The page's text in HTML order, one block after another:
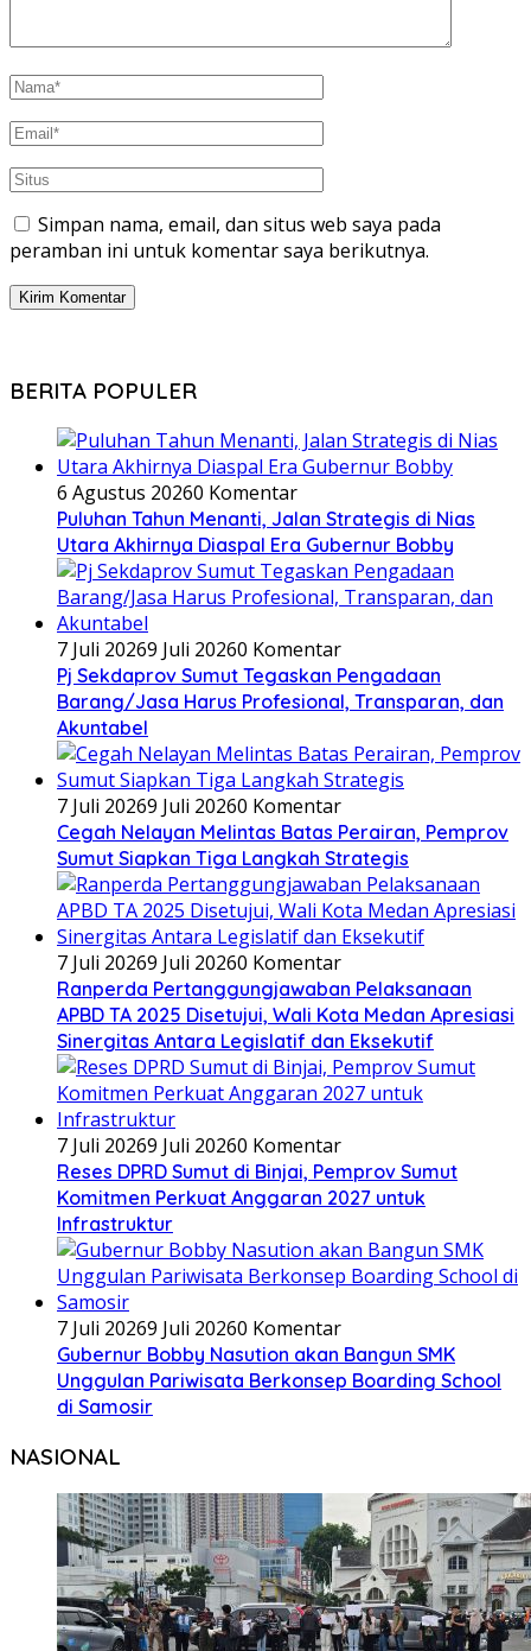
Simpan nama, email, dan situs web saya pada
peramban ini untuk komentar saya berikutnya.
BERITA POPULER
6 Agustus 20260 Komentar
Puluhan Tahun Menanti, Jalan Strategis di Nias
Utara Akhirnya Diaspal Era Gubernur Bobby
7 Juli 20269 Juli 20260 Komentar
Pj Sekdaprov Sumut Tegaskan Pengadaan
Barang/Jasa Harus Profesional, Transparan, dan
Akuntabel
7 Juli 20269 Juli 20260 Komentar
Cegah Nelayan Melintas Batas Perairan, Pemprov
Sumut Siapkan Tiga Langkah Strategis
7 Juli 20269 Juli 20260 Komentar
Ranperda Pertanggungjawaban Pelaksanaan
APBD TA 2025 Disetujui, Wali Kota Medan Apresiasi
Sinergitas Antara Legislatif dan Eksekutif
7 Juli 20269 Juli 20260 Komentar
Reses DPRD Sumut di Binjai, Pemprov Sumut
Komitmen Perkuat Anggaran 2027 untuk
Infrastruktur
7 Juli 20269 Juli 20260 Komentar
Gubernur Bobby Nasution akan Bangun SMK
Unggulan Pariwisata Berkonsep Boarding School
di Samosir
NASIONAL